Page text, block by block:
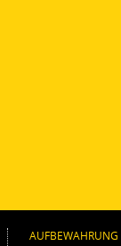
AUFBEWAHRUNG